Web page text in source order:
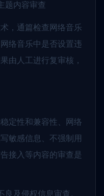
题内容审查
，通篇检查网络音乐
络音乐中是否设置违
由人工进行复审核，
定性和兼容性、网络
敏感信息、不强制用
接入等内容的审查是
良及侵权信息审查。